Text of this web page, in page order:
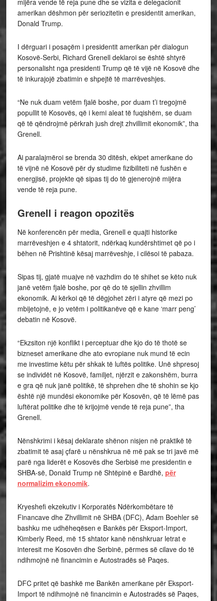
amerikan dëshmon për seriozitetin e presidentit amerikan,
Donald Trump.
I dërguari i posaçëm i presidentit amerikan për dialogun
Kosovë-Serbi, Richard Grenell deklaroi se është shtyrë
personalisht nga presidenti Trump që të vijë në Kosovë dhe
të inkurajojë zbatimin e shpejtë të marrëveshjes.
“Ne nuk duam vetëm fjalë boshe, por duam t’i tregojmë
popullit të Kosovës, që i kemi aleat të fuqishëm, se duam
që të qëndrojmë përkrah jush drejt zhvillimit ekonomik”, tha
Grenell.
Ai paralajmëroi se brenda 30 ditësh, ekipet amerikane do
të vijnë në Kosovë për dy studime fizibiliteti në fushën e
energjisë, projekte që sipas tij do të gjenerojnë mijëra
vende të reja pune.
Grenell i reagon opozitës
Në konferencën për media, Grenell e quajti historike
marrëveshjen e 4 shtatorit, ndërkaq kundërshtimet që po i
bëhen në Prishtinë kësaj marrëveshje, i cilësoi të pabaza.
Sipas tij, gjatë muajve në vazhdim do të shihet se këto nuk
janë vetëm fjalë boshe, por që do të sjellin zhvillim
ekonomik. Ai kërkoi që të dëgjohet zëri i atyre që mezi po
mbijetojnë, e jo vetëm i politikanëve që e kane ‘marr peng’
debatin në Kosovë.
“Ekzsiton një konflikt i perceptuar dhe kjo do të thotë se
bizneset amerikane dhe ato evropiane nuk mund të ecin
me investime këtu për shkak të luftës politike. Unë shpresoj
se individët në Kosovë, familjet, njërzit e zakonshëm, burra
e gra që nuk janë politikë, të shprehen dhe të shohin se kjo
është një mundësi ekonomike për Kosovën, që të lëmë pas
luftërat politike dhe të krijojmë vende të reja pune”, tha
Grenell.
Nënshkrimi i kësaj deklarate shënon nisjen në praktikë të
zbatimit të asaj çfarë u nënshkrua në më pak se tri javë më
parë nga liderët e Kosovës dhe Serbisë me presidentin e
SHBA-së, Donald Trump në Shtëpinë e Bardhë, për
normalizim ekonomik.
Kryeshefi ekzekutiv i Korporatës Ndërkombëtare të
Financave dhe Zhvillimit në SHBA (DFC), Adam Boehler së
bashku me udhëheqësen e Bankës për Eksport-Import,
Kimberly Reed, më 15 shtator kanë nënshkruar letrat e
interesit me Kosovën dhe Serbinë, përmes së cilave do të
ndihmojnë në financimin e Autostradës së Paqes.
DFC pritet që bashkë me Bankën amerikane për Eksport-
Import të ndihmojnë në financimin e Autostradës së Paqes,